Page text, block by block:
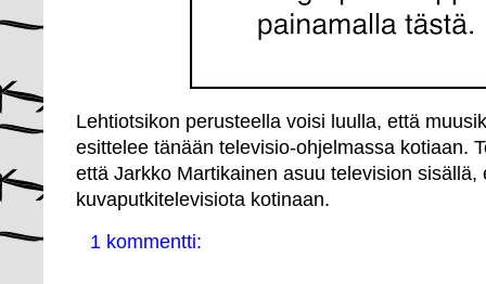
Lehtiotsikon perusteella voisi luulla, että
esittelee tänään televisio-ohjelmassa kotiaan.
että Jarkko Martikainen asuu television sisällä,
kuvaputkitelevisiota kotinaan.
1 kommentti: